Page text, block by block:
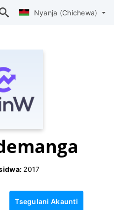
Nyanja (Chichewa)
2017
Tsegulani Akaunti